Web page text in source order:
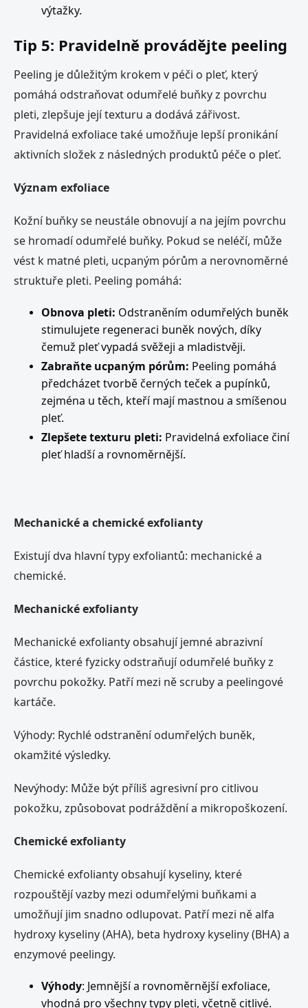
výtažky.
Tip 5: Pravidelně provádějte peeling
Peeling je důležitým krokem v péči o pleť, který
pomáhá odstraňovat odumřelé buňky z povrchu
pleti, zlepšuje její texturu a dodává zářivost.
Pravidelná exfoliace také umožňuje lepší pronikání
aktivních složek z následných produktů péče o pleť.
Význam exfoliace
Kožní buňky se neustále obnovují a na jejím povrchu
se hromadí odumřelé buňky. Pokud se neléčí, může
vést k matné pleti, ucpaným pórům a nerovnoměrné
struktuře pleti. Peeling pomáhá:
Obnova pleti: Odstraněním odumřelých buněk
stimulujete regeneraci buněk nových, díky
čemuž pleť vypadá svěžeji a mladistvěji.
Zabraňte ucpaným pórům: Peeling pomáhá
předcházet tvorbě černých teček a pupínků,
zejména u těch, kteří mají mastnou a smíšenou
pleť.
Zlepšete texturu pleti: Pravidelná exfoliace činí
pleť hladší a rovnoměrnější.
Mechanické a chemické exfolianty
Existují dva hlavní typy exfoliantů: mechanické a
chemické.
Mechanické exfolianty
Mechanické exfolianty obsahují jemné abrazivní
částice, které fyzicky odstraňují odumřelé buňky z
povrchu pokožky. Patří mezi ně scruby a peelingové
kartáče.
Výhody: Rychlé odstranění odumřelých buněk,
okamžité výsledky.
Nevýhody: Může být příliš agresivní pro citlivou
pokožku, způsobovat podráždění a mikropoškození.
Chemické exfolianty
Chemické exfolianty obsahují kyseliny, které
rozpouštějí vazby mezi odumřelými buňkami a
umožňují jim snadno odlupovat. Patří mezi ně alfa
hydroxy kyseliny (AHA), beta hydroxy kyseliny (BHA) a
enzymové peelingy.
Výhody: Jemnější a rovnoměrnější exfoliace,
vhodná pro všechny typy pleti, včetně citlivé.